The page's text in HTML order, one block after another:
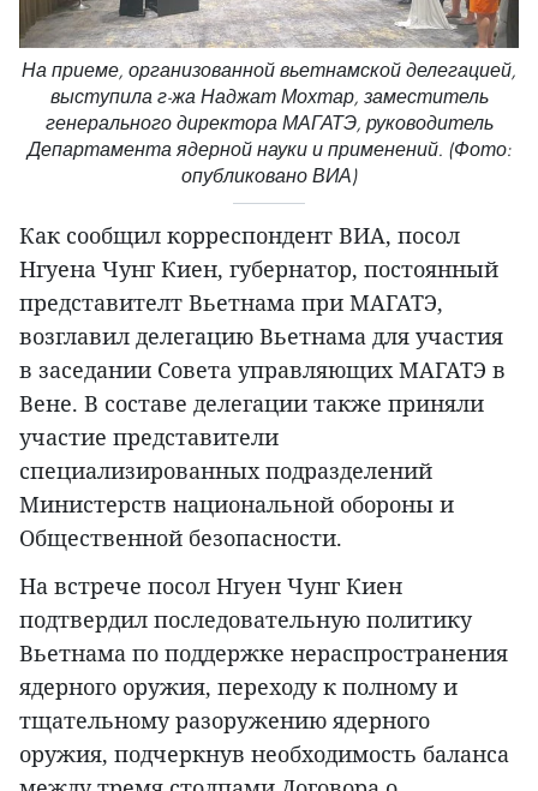
На приеме, организованной вьетнамской делегацией,
выступила г-жа Наджат Мохтар, заместитель
генерального директора МАГАТЭ, руководитель
Департамента ядерной науки и применений. (Фото:
опубликовано ВИА)
Как сообщил корреспондент ВИА, посол
Нгуена Чунг Киен, губернатор, постоянный
представителт Вьетнама при МАГАТЭ,
возглавил делегацию Вьетнама для участия
в заседании Совета управляющих МАГАТЭ в
Вене. В составе делегации также приняли
участие представители
специализированных подразделений
Министерств национальной обороны и
Общественной безопасности.
На встрече посол Нгуен Чунг Киен
подтвердил последовательную политику
Вьетнама по поддержке нераспространения
ядерного оружия, переходу к полному и
тщательному разоружению ядерного
оружия, подчеркнув необходимость баланса